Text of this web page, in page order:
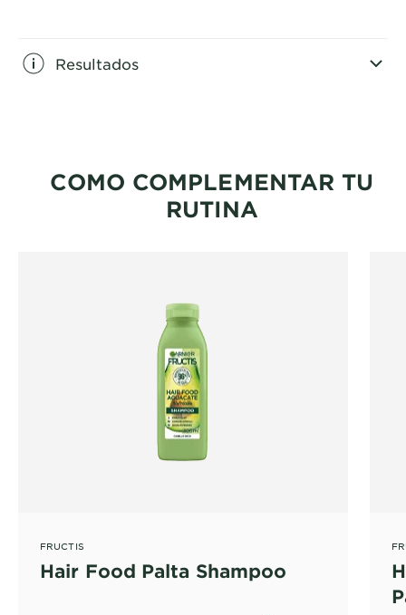
Resultados
COMO COMPLEMENTAR TU
RUTINA
FRUCTIS
Hair Food Palta Shampoo